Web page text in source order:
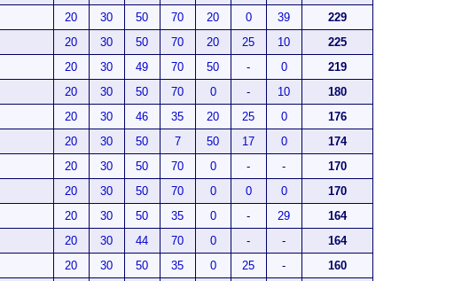
20 30 50 70 20 0 39
229
20 30 50 70 20 25 10
225
20 30 49 70 50 - 0
219
20 30 50 70 0 - 10
180
20 30 46 35 20 25 0
176
20 30 50 7 50 17 0
174
20 30 50 70 0 - -
170
20 30 50 70 0 0 0
170
20 30 50 35 0 - 29
164
20 30 44 70 0 - -
164
20 30 50 35 0 25 -
160